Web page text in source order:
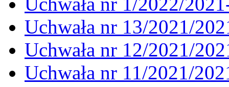
Uchwała nr 13/2021/
Uchwała nr 12/2021/
Uchwała nr 11/2021/